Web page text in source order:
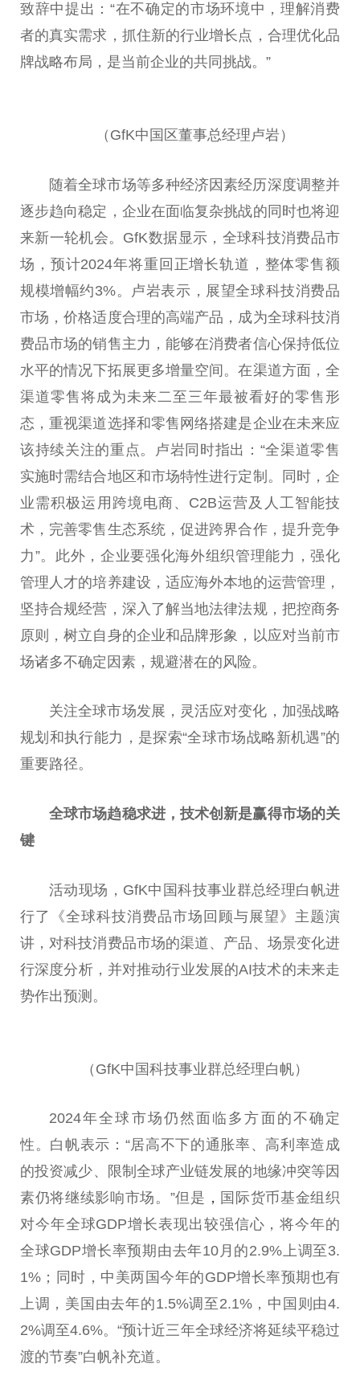
致辞中提出 ：“在不确定的市场环境中，理解消费
者的真实需求，抓住新的行业增长点，合理优化品
牌战略布局，是当前企业的共同挑战。”
（GfK中国 区董事总经理卢岩）
随着全球市场等多种经济因素经历深度调整并
逐步趋向稳定，企业在面临复杂挑战的同时也将迎
来新一轮机会。GfK数据显示，全球科技消费品市
场，预计2024年将重回正增长轨道，整体零售额
规模增幅约3%。卢岩表示，展望全球科技消费品
市场，价格适度合理的高端产品，成为全球科技消
费品市场的销售主力，能够在消费者信心保持低位
水平的情况下拓展更多增量空间。在渠道方面，全
渠道零售将成为未来二至三年最被看好的零售形
态，重视渠道选择和零售网络搭建是企业在未来应
该持续关注的重点。卢岩同时指出：“全渠道零售
实施时需结合地区和市场特性进行定制。同时，企
业需积极运用跨境电商、C2B运营及人工智能技
术，完善零售生态系统，促进跨界合作，提升竞争
力”。此外，企业要强化海外组织管理能力，强化
管理人才的培养建设，适应海外本地的运营管理，
坚持合规经营，深入了解当地法律法规，把控商务
原则，树立自身的企业和品牌形象，以应对当前市
场诸多不确定因素，规避潜在的风险。
关注全球市场发展，灵活应对变化，加强战略
规划和执行能力，是探索“全球市场战略新机遇”的
重要路径。
全球市场趋稳求进，技术创新是赢得市场的关
键
活动现场，GfK中国科技事业群总经理白帆进
行了《全球科技消费品市场回顾与展望》主题演
讲，对科技消费品市场的渠道、产品、场景变化进
行深度分析，并对推动行业发展的AI技术的未来走
势作出预测。
（GfK中国科技事业群总经理白帆）
2024年全球市场仍然面临多方面的不确定
性 。白帆表示：“居高不下的通胀率、高利率造成
的投资减少、限制全球产业链发展的地缘冲突等因
素仍将继续影响市场。”但是 ， 国际货币基金组织
对今年全球GDP增长表现出较强信心，将今年的
全球GDP增长率预期由去年10月的2.9%上调至3.
1%；同时，中美两国今年的GDP增长率预期也有
上调，美国由去年的1.5%调至2.1%， 中国 则由4.
2%调至4.6%。“预计近三年全球经济将延续平稳过
渡的节奏”白帆补充道。